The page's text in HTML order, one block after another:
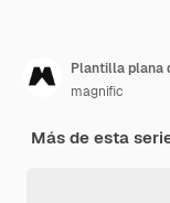
Plantilla plana
magnific
Más de esta